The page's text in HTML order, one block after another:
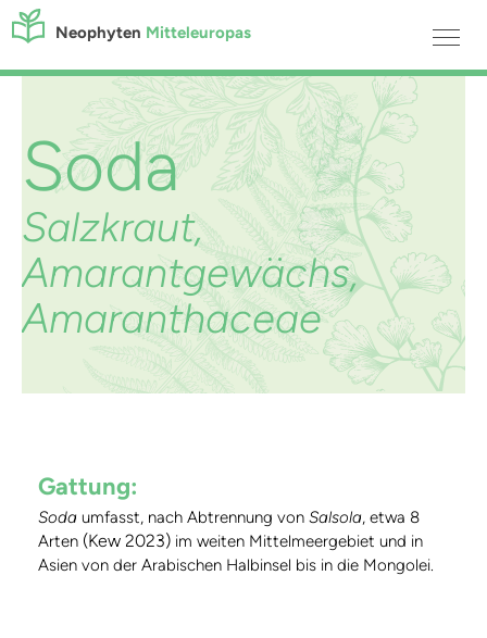
Neophyten Mitteleuropas
Soda
Salzkraut,
Amarantgewächs,
Amaranthaceae
Gattung:
Soda umfasst, nach Abtrennung von Salsola, etwa 8
Arten (Kew 2023) im weiten Mittelmeergebiet und in
Asien von der Arabischen Halbinsel bis in die Mongolei.